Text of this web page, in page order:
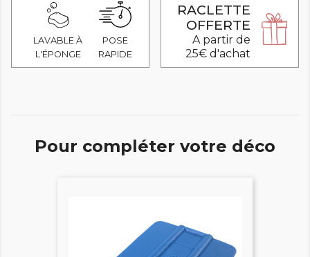
LAVABLE À
L'ÉPONGE
POSE
RAPIDE
RACLETTE
OFFERTE
A partir de
25€ d'achat
Pour compléter votre déco